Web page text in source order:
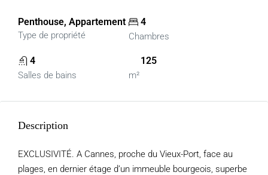
Penthouse, Appartement
Type de propriété
4
Chambres
4
Salles de bains
125
m²
Description
EXCLUSIVITÉ. A Cannes, proche du Vieux-Port, face au
plages, en dernier étage d’un immeuble bourgeois, superbe